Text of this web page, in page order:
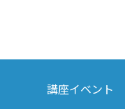
講座イベント